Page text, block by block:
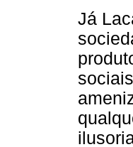
Já